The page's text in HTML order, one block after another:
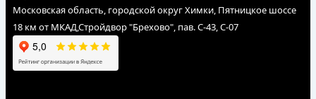
Московская область, городской округ Химки, Пятницкое шоссе
18 км от МКАД,Стройдвор "Брехово", пав. С-43, С-07